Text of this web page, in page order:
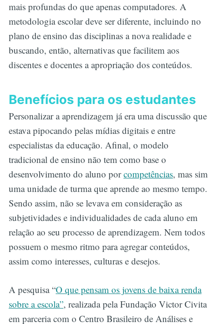
mais profundas do que apenas computadores. A
metodologia escolar deve ser diferente, incluindo no
plano de ensino das disciplinas a nova realidade e
buscando, então, alternativas que facilitem aos
discentes e docentes a apropriação dos conteúdos.
Benefícios para os estudantes
Personalizar a aprendizagem já era uma discussão que
estava pipocando pelas mídias digitais e entre
especialistas da educação. Afinal, o modelo
tradicional de ensino não tem como base o
desenvolvimento do aluno porcompetências, mas sim
uma unidade de turma que aprende ao mesmo tempo.
Sendo assim, não se levava em consideração as
subjetividades e individualidades de cada aluno em
relação ao seu processo de aprendizagem. Nem todos
possuem o mesmo ritmo para agregar conteúdos,
assim como interesses, culturas e desejos.
A pesquisa “O que pensam os jovens de baixa renda
sobre a escola”, realizada pela Fundação Victor Civita
em parceria com o Centro Brasileiro de Análises e